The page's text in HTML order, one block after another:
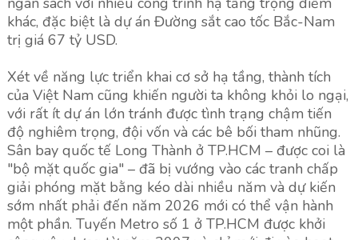
khác, đặc biệt là dự án Đường sắt cao tốc Bắc-Nam
trị giá 67 tỷ USD.
Xét về năng lực triển khai cơ sở hạ tầng, thành tích
của Việt Nam cũng khiến người ta không khỏi lo ngại,
với rất ít dự án lớn tránh được tình trạng chậm tiến
độ nghiêm trọng, đội vốn và các bê bối tham nhũng.
Sân bay quốc tế Long Thành ở TP.HCM – được coi là
"bộ mặt quốc gia" – đã bị vướng vào các tranh chấp
giải phóng mặt bằng kéo dài nhiều năm và dự kiến ​
sớm nhất phải đến năm 2026 mới có thể vận hành
một phần. Tuyến Metro số 1 ở TP.HCM được khởi